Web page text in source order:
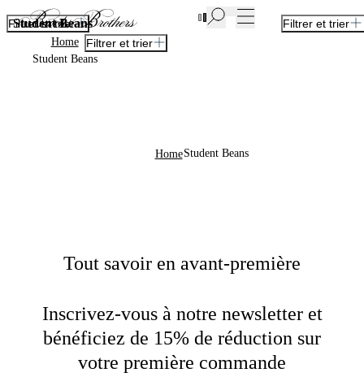
Nouvelles pièces en Soldes | Jusqu'à -50%
Home
Student Beans
Filtrer et trier
Student Beans Filtrer et trier
Filtrer et trier
HomeStudent Beans
Tout savoir en avant-première
Inscrivez-vous à notre newsletter et
bénéficiez de 15% de réduction sur
votre première commande